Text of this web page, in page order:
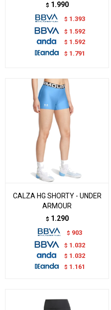
$ 1.990
$ 1.393
$ 1.592
$ 1.592
$ 1.791
CALZA HG SHORTY - UNDER
ARMOUR
$ 1.290
$ 903
$ 1.032
$ 1.032
$ 1.161